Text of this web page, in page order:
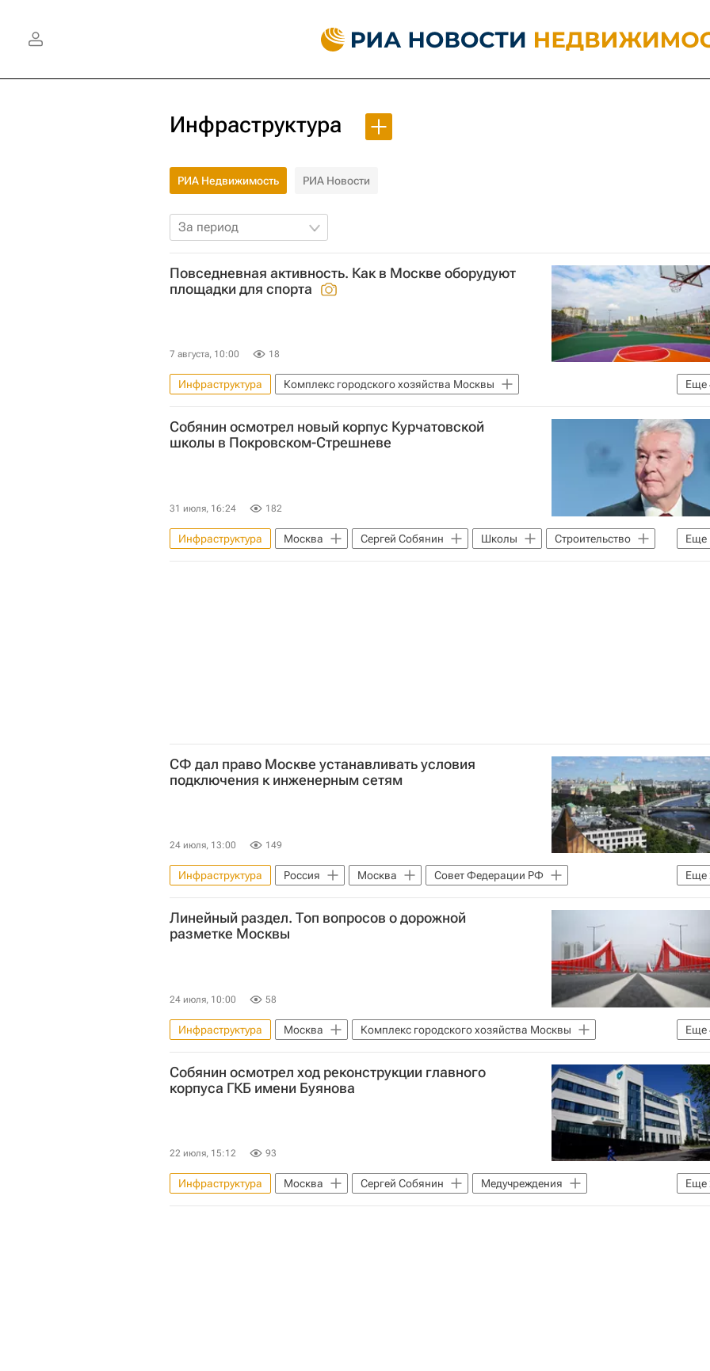
Инфраструктура
РИА Недвижимость РИА Новости
За период
Повседневная активность. Как в Москве оборудуют
площадки для спорта
7 августа, 10:00 18
Еще
Инфраструктура
Комплекс городского хозяйства Москвы
Городское хозяйство Москвы
Москва
Москва Сегодня: мегаполис для жизни
Город: детали – РИА Недвижимость
Собянин осмотрел новый корпус Курчатовской
школы в Покровском-Стрешневе
31 июля, 16:24 182
Еще
Инфраструктура Москва Сергей Собянин Школы
Строительство
Социальная инфраструктура
СФ дал право Москве устанавливать условия
подключения к инженерным сетям
24 июля, 13:00 149
Еще
Инфраструктура Россия Москва
Совет Федерации РФ
Законодательство
ЖКХ
Линейный раздел. Топ вопросов о дорожной
разметке Москвы
24 июля, 10:00 58
Еще
Инфраструктура Москва
Комплекс городского хозяйства Москвы
Москва Сегодня: мегаполис для жизни
Городское хозяйство Москвы
Город: детали – РИА Недвижимость
Дороги
Собянин осмотрел ход реконструкции главного
корпуса ГКБ имени Буянова
22 июля, 15:12 93
Еще
Инфраструктура Москва Сергей Собянин
Медучреждения
Строительство
Социальная инфраструктура